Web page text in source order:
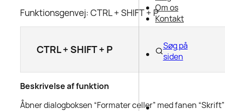
Om os
Kontakt
Søg på
siden
Funktionsgenvej: CTRL + SHIFT + P
CTRL + SHIFT + P
Beskrivelse af funktion
Åbner dialogboksen “Formater celler” med fanen